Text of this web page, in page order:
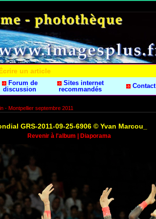
un article
Forum de
discussion
Sites internet
recommandés
Contact
- Montpellier septembre 2011
GRS-2011-09-25-6906 © Yvan Marcou_
Revenir à l'album Diaporama